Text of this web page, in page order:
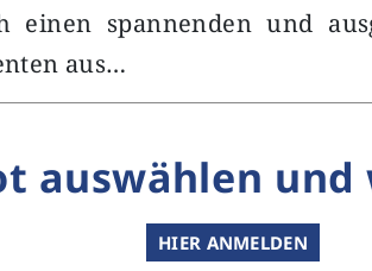
einen spannenden und
aus…
auswählen
HIER ANMELDEN